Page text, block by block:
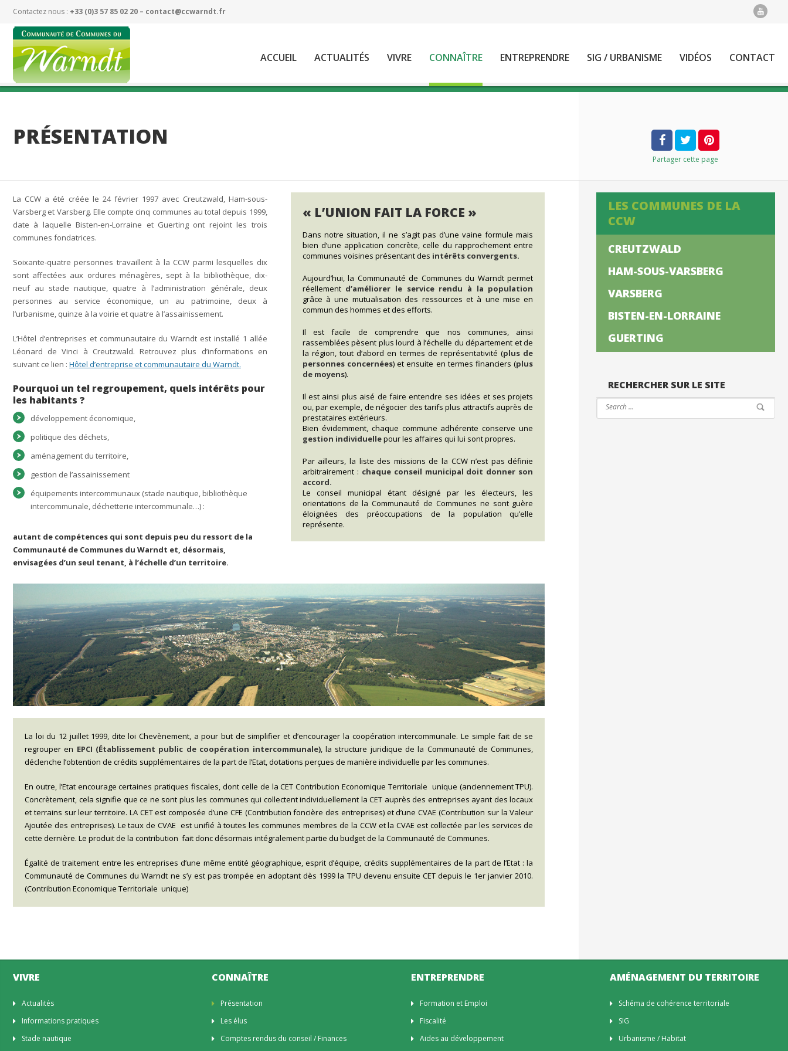
Contactez nous : +33 (0)3 57 85 02 20 – contact@ccwarndt.fr
ACCUEIL ACTUALITÉS VIVRE CONNAÎTRE ENTREPRENDRE SIG / URBANISME VIDÉOS CONTACT
PRÉSENTATION
Partager cette page
La CCW a été créée le 24 février 1997 avec Creutzwald, Ham-sous-
Varsberg et Varsberg. Elle compte cinq communes au total depuis 1999,
date à laquelle Bisten-en-Lorraine et Guerting ont rejoint les trois
communes fondatrices.
Soixante-quatre personnes travaillent à la CCW parmi lesquelles dix
sont affectées aux ordures ménagères, sept à la bibliothèque, dix-
neuf au stade nautique, quatre à l’administration générale, deux
personnes au service économique, un au patrimoine, deux à
l’urbanisme, quinze à la voirie et quatre à l’assainissement.
L’Hôtel d’entreprises et communautaire du Warndt est installé 1 allée
Léonard de Vinci à Creutzwald. Retrouvez plus d’informations en
suivant ce lien : Hôtel d’entreprise et communautaire du Warndt.
Pourquoi un tel regroupement, quels intérêts pour
les habitants ?
développement économique,
politique des déchets,
aménagement du territoire,
gestion de l’assainissement
équipements intercommunaux (stade nautique, bibliothèque
intercommunale, déchetterie intercommunale…) :
autant de compétences qui sont depuis peu du ressort de la
Communauté de Communes du Warndt et, désormais,
envisagées d’un seul tenant, à l’échelle d’un territoire.
« L’UNION FAIT LA FORCE »
Dans notre situation, il ne s’agit pas d’une vaine formule mais
bien d’une application concrète, celle du rapprochement entre
communes voisines présentant des intérêts convergents.
Aujourd’hui, la Communauté de Communes du Warndt permet
réellement d’améliorer le service rendu à la population
grâce à une mutualisation des ressources et à une mise en
commun des hommes et des efforts.
Il est facile de comprendre que nos communes, ainsi
rassemblées pèsent plus lourd à l’échelle du département et de
la région, tout d’abord en termes de représentativité (plus de
personnes concernées) et ensuite en termes financiers (plus
de moyens).
Il est ainsi plus aisé de faire entendre ses idées et ses projets
ou, par exemple, de négocier des tarifs plus attractifs auprès de
prestataires extérieurs.
Bien évidemment, chaque commune adhérente conserve une
gestion individuellepour les affaires qui lui sont propres.
Par ailleurs, la liste des missions de la CCW n’est pas définie
arbitrairement : chaque conseil municipal doit donner son
accord.
Le conseil municipal étant désigné par les électeurs, les
orientations de la Communauté de Communes ne sont guère
éloignées des préoccupations de la population qu’elle
représente.
La loi du 12 juillet 1999, dite loi Chevènement, a pour but de simplifier et d’encourager la coopération intercommunale. Le simple fait de se
regrouper en EPCI (Établissement public de coopération intercommunale), la structure juridique de la Communauté de Communes,
déclenche l’obtention de crédits supplémentaires de la part de l’Etat, dotations perçues de manière individuelle par les communes.
En outre, l’Etat encourage certaines pratiques fiscales, dont celle de la CET Contribution Economique Territoriale unique (anciennement TPU).
Concrètement, cela signifie que ce ne sont plus les communes qui collectent individuellement la CET auprès des entreprises ayant des locaux
et terrains sur leur territoire. LA CET est composée d’une CFE (Contribution foncière des entreprises) et d’une CVAE (Contribution sur la Valeur
Ajoutée des entreprises). Le taux de CVAE est unifié à toutes les communes membres de la CCW et la CVAE est collectée par les services de
cette dernière. Le produit de la contribution fait donc désormais intégralement partie du budget de la Communauté de Communes.
Égalité de traitement entre les entreprises d’une même entité géographique, esprit d’équipe, crédits supplémentaires de la part de l’Etat : la
Communauté de Communes du Warndt ne s’y est pas trompée en adoptant dès 1999 la TPU devenu ensuite CET depuis le 1er janvier 2010.
(Contribution Economique Territoriale unique)
LES COMMUNES DE LA
CCW
CREUTZWALD
HAM-SOUS-VARSBERG
VARSBERG
BISTEN-EN-LORRAINE
GUERTING
RECHERCHER SUR LE SITE
VIVRE
Actualités
Informations pratiques
Stade nautique
CONNAÎTRE
Présentation
Les élus
Comptes rendus du conseil / Finances
ENTREPRENDRE
Formation et Emploi
Fiscalité
Aides au développement
AMÉNAGEMENT DU TERRITOIRE
Schéma de cohérence territoriale
SIG
Urbanisme / Habitat